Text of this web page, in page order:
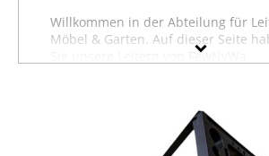
Willkommen in der Abteilung für
Möbel & Garten. Auf dieser Seite
Sie unsere Leitern von FewNvWa
Baumarktartikel
an oder stöbern Sie in dem gesamten
Möbelsortiment sämtlicher Leitern.